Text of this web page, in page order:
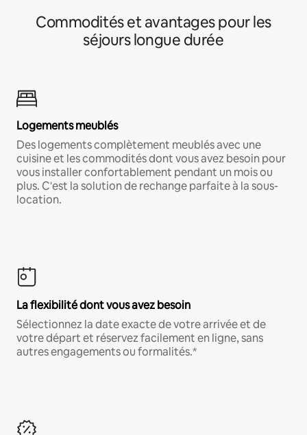
Commodités et avantages pour les
séjours longue durée
Logements meublés
Des logements complètement meublés avec une
cuisine et les commodités dont vous avez besoin pour
vous installer confortablement pendant un mois ou
plus. C'est la solution de rechange parfaite à la sous-
location.
La flexibilité dont vous avez besoin
Sélectionnez la date exacte de votre arrivée et de
votre départ et réservez facilement en ligne, sans
autres engagements ou formalités.*